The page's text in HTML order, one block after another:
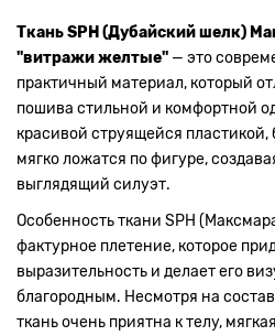
Ткань SPH (Дубайский шелк)
"витражи желтые" — это
практичный материал, который
пошива стильной и комфортной
красивой струящейся пластикой,
мягко ложатся по фигуре,
выглядящий силуэт.
Особенность ткани SPH
фактурное плетение, которое
выразительность и делает его
благородным. Несмотря на
ткань очень приятна к телу,